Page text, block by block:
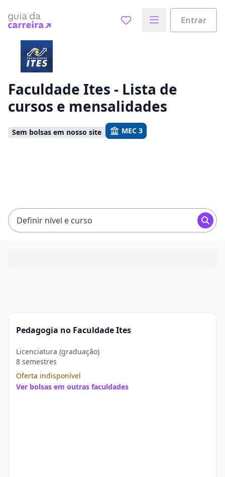
Entrar
Vamos te guiar no caminho ideal para seus estudos
Faculdade Ites - Lista de
cursos e mensalidades
Sem bolsas em nosso site MEC 3
Definir nível e curso
Pedagogia no Faculdade Ites
Licenciatura (graduação)
8 semestres
Oferta indisponível
Ver bolsas em outras faculdades